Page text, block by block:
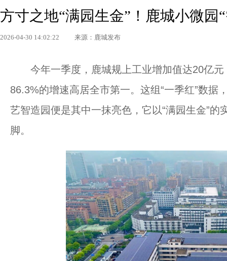
方寸之地“满园生金”！鹿城小微园
2026-04-30 14:02:22 来源：鹿城发布
今年一季度，鹿城规上工业增加值达20亿元
86.3%的增速高居全市第一。这组“一季红”数据
艺智造园便是其中一抹亮色，它以“满园生金”的
脚。